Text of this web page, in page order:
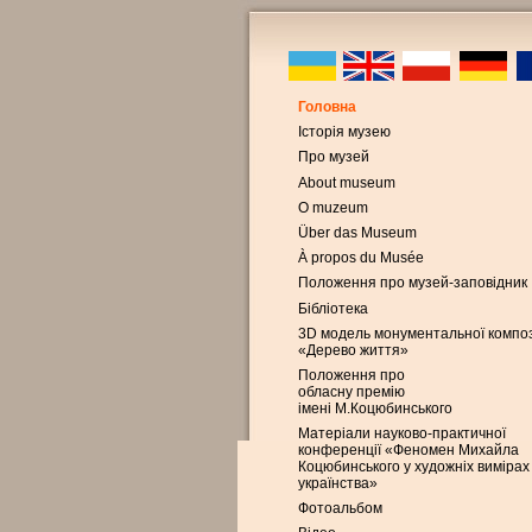
Головна
Історія музею
Про музей
About museum
O muzeum
Über das Museum
À propos du Musée
Положення про музей-заповідник
Бібліотека
3D модель монументальної
«Дерево життя»
Положення про
обласну премію
імені М.Коцюбинського
Матеріали науково-практичної
конференції «Феномен Михайла
Коцюбинського у художніх вимірах
українства»
Фотоальбом